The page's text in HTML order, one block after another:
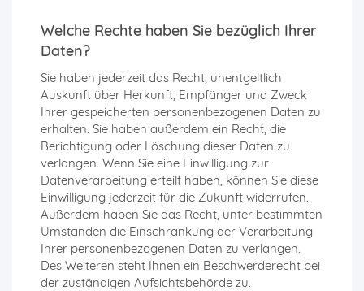
Welche Rechte haben Sie bezüglich Ihrer
Daten?
Sie haben jederzeit das Recht, unentgeltlich
Auskunft über Herkunft, Empfänger und Zweck
Ihrer gespeicherten personenbezogenen Daten zu
erhalten. Sie haben außerdem ein Recht, die
Berichtigung oder Löschung dieser Daten zu
verlangen. Wenn Sie eine Einwilligung zur
Datenverarbeitung erteilt haben, können Sie diese
Einwilligung jederzeit für die Zukunft widerrufen.
Außerdem haben Sie das Recht, unter bestimmten
Umständen die Einschränkung der Verarbeitung
Ihrer personenbezogenen Daten zu verlangen.
Des Weiteren steht Ihnen ein Beschwerderecht bei
der zuständigen Aufsichtsbehörde zu.